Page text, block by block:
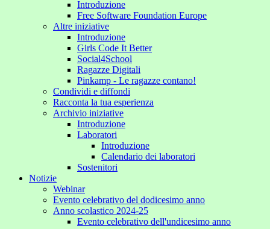
Introduzione
Free Software Foundation Europe
Altre iniziative
Introduzione
Girls Code It Better
Social4School
Ragazze Digitali
Pinkamp - Le ragazze contano!
Condividi e diffondi
Racconta la tua esperienza
Archivio iniziative
Introduzione
Laboratori
Introduzione
Calendario dei laboratori
Sostenitori
Notizie
Webinar
Evento celebrativo del dodicesimo anno
Anno scolastico 2024-25
Evento celebrativo dell'undicesimo anno